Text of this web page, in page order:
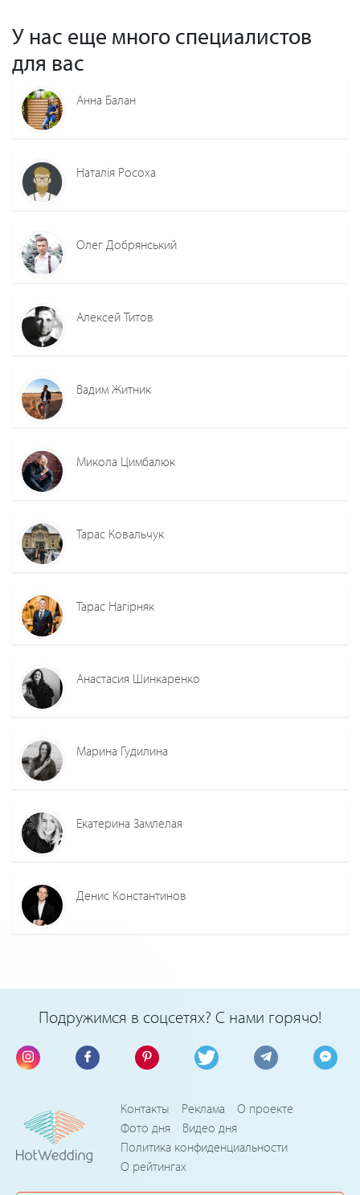
У нас еще много специалистов
для вас
Анна Балан
Наталія Росоха
Олег Добрянський
Алексей Титов
Вадим Житник
Микола Цимбалюк
Тарас Ковальчук
Тарас Нагірняк
Анастасия Шинкаренко
Марина Гудилина
Екатерина Замлелая
Денис Константинов
Подружимся в соцсетях? С нами горячо!
Контакты Реклама
О проекте
Фото дня
Видео дня
Политика конфиденциальности
О рейтингах